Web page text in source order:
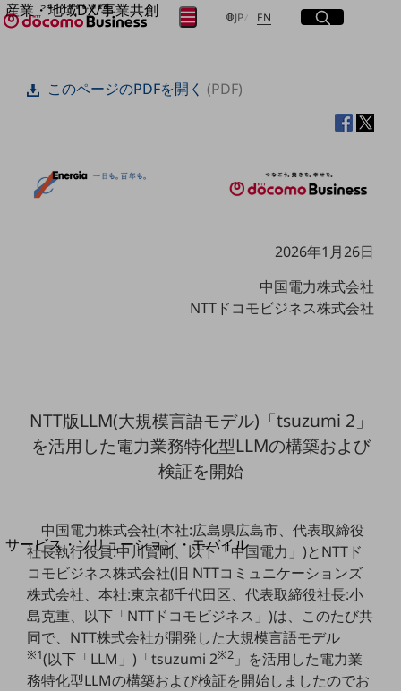
産業・地域DX/事業共創
OPEN HUB for Plural Futures
OPEN HUB for Plural Futuresとは
Smart World
自治体・地域社会との共創
LGPF(Local Government Platform)
サービス・ソリューション・モバイル
サービス・ソリューションTOP
DXに関する課題を解決する
サービス・ソリューションをご紹介
カテゴリーで探す
カテゴリーで探すTOP
ネットワーク・モバイル
JP日本語
EN Englishサイト内検索
開く
メニュー
開く
フリーワードを入力して探す
フリーワードでNTTドコモビジネスの
取り組みを検索
検索する
このページのPDFを開く(PDF)
2026年1月26日
中国電力株式会社
NTTドコモビジネス株式会社
NTT版LLM(大規模言語モデル)「tsuzumi 2」
を活用した電力業務特化型LLMの構築および
検証を開始
中国電力株式会社(本社:広島県広島市、代表取締役
社長執行役員:中川賢剛、以下「中国電力」)とNTTド
コモビジネス株式会社(旧 NTTコミュニケーションズ
株式会社、本社:東京都千代田区、代表取締役社長:小
島克重、以下「NTTドコモビジネス」)は、このたび共
同で、NTT株式会社が開発した大規模言語モデル
※1(以下「LLM」)「tsuzumi 2※2 」を活用した電力業
務特化型LLMの構築および検証を開始しましたのでお